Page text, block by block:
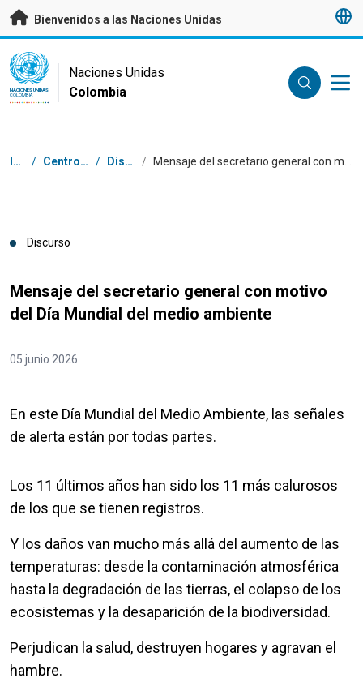
Saltar a contenido principal
Bienvenidos a las Naciones Unidas
UN Logo
NACIONES UNIDAS
COLOMBIA
Naciones Unidas
Colombia
Coordenadas dentro de la ruta de navegación
Inicio / Centro de prensa / Discursos /
Discurso
Mensaje del secretario general con motivo
del Día Mundial del medio ambiente
05 junio 2026
En este Día Mundial del Medio Ambiente, las señales
de alerta están por todas partes.
Los 11 últimos años han sido los 11 más calurosos
de los que se tienen registros.
Y los daños van mucho más allá del aumento de las
temperaturas: desde la contaminación atmosférica
hasta la degradación de las tierras, el colapso de los
ecosistemas y la desaparición de la biodiversidad.
Perjudican la salud, destruyen hogares y agravan el
hambre.